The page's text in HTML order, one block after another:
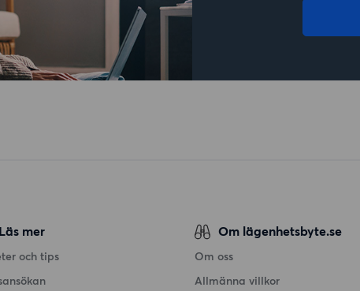
Läs mer
och tips
Om lägenhetsbyte.se
Om oss
Allmänna villkor